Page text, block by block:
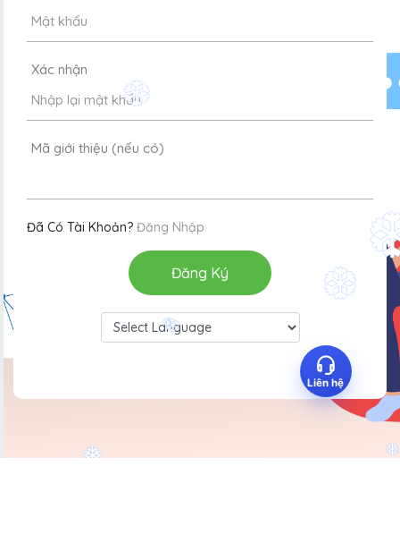
❅
❆
❅
❆
❅
❆
Xác nhận
Mã giới thiệu (nếu có)
Đã Có Tài Khoản? Đăng Nhập
Đăng Ký
Powered by
Liên hệ